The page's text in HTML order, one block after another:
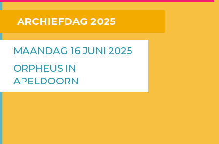
ARCHIEFDAG 2025
MAANDAG 16 JUNI 2025
ORPHEUS IN
APELDOORN